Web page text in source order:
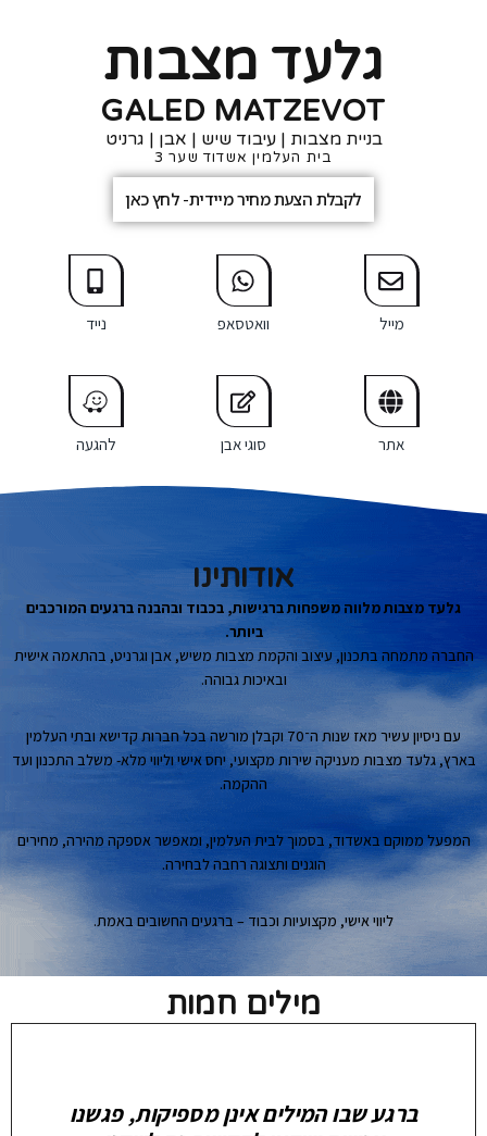
בניית מצבות | עיבוד שיש | אבן | גרניט
בית העלמין אשדוד שער 3
גלעד מצבות
GALED MATZEVOT
לקבלת הצעת מחיר מיידית- לחץ כאן
מייל וואטסאפ נייד
אתר סוגי אבן להגעה
גלעד מצבות מלווה משפחות ברגישות, בכבוד ובהבנה ברגעים המורכבים
ביותר.
החברה מתמחה בתכנון, עיצוב והקמת מצבות משיש, אבן וגרניט, בהתאמה אישית
ובאיכות גבוהה.
עם ניסיון עשיר מאז שנות ה־70 וקבלן מורשה בכל חברות קדישא ובתי העלמין
בארץ, גלעד מצבות מעניקה שירות מקצועי, יחס אישי וליווי מלא- משלב התכנון ועד
ההקמה.
המפעל ממוקם באשדוד, בסמוך לבית העלמין, ומאפשר אספקה מהירה, מחירים
הוגנים ותצוגה רחבה לבחירה.
ליווי אישי, מקצועיות וכבוד – ברגעים החשובים באמת.
אודותינו
מילים חמות